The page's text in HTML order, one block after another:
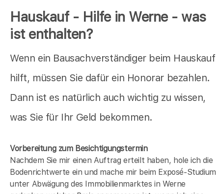
Hauskauf - Hilfe in Werne - was
ist enthalten?
Wenn ein Bausachverständiger beim Hauskauf
hilft, müssen Sie dafür ein Honorar bezahlen.
Dann ist es natürlich auch wichtig zu wissen,
was Sie für Ihr Geld bekommen.
Vorbereitung zum Besichtigungstermin
Nachdem Sie mir einen Auftrag erteilt haben, hole ich die
Bodenrichtwerte ein und mache mir beim Exposé-Studium
unter Abwägung des Immobilienmarktes inWerne